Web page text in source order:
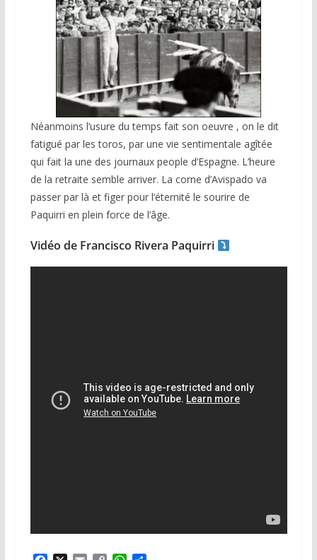
Néanmoins l’usure du temps fait son oeuvre , on le dit
fatigué par les toros, par une vie sentimentale agîtée
qui fait la une des journaux people d’Espagne. L’heure
de la retraite semble arriver. La corne d’Avispado va
passer par là et figer pour l’éternité le sourire de
Paquirri en plein force de l’âge.
Vidéo de Francisco Rivera Paquirri